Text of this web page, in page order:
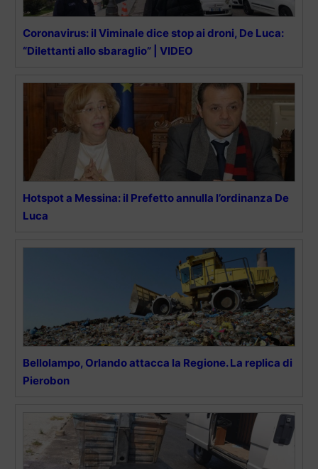
Coronavirus: il Viminale dice stop ai droni, De Luca:
“Dilettanti allo sbaraglio” | VIDEO
Hotspot a Messina: il Prefetto annulla l’ordinanza De
Luca
Bellolampo, Orlando attacca la Regione. La replica di
Pierobon